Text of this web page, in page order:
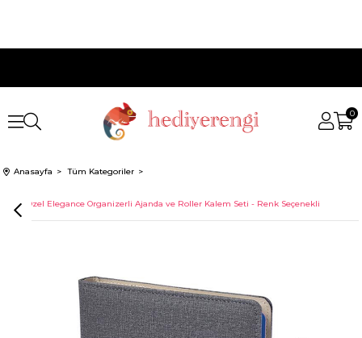
0
Anasayfa Tüm Kategoriler
İsme Özel Elegance Organizerli Ajanda ve Roller Kalem Seti - Renk Seçenekli